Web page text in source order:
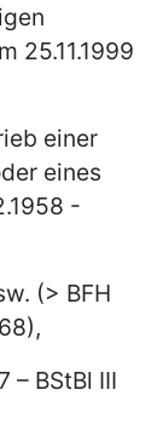
25.11.1999
einer
eines
-
(> BFH
– BStBl III